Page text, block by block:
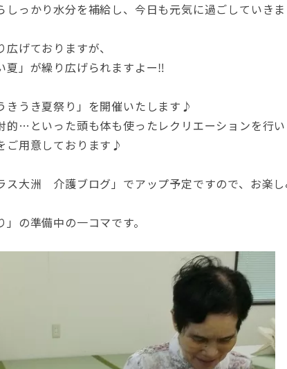
しっかり水分を補給し、今日も元気に過ごしていき
げておりますが、
夏」が繰り広げられますよー‼
うき夏祭り」を開催いたします♪
…といった頭も体も使ったレクリエーションを行い
ご用意しております♪
ス大洲 介護ブログ」でアップ予定ですので、お楽し
の準備中の一コマです。